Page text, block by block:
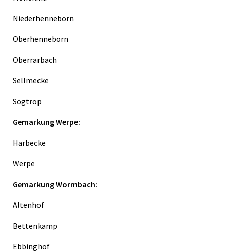
Niederhenneborn
Oberhenneborn
Oberrarbach
Sellmecke
Sögtrop
Gemarkung Werpe:
Harbecke
Werpe
Gemarkung Wormbach:
Altenhof
Bettenkamp
Ebbinghof